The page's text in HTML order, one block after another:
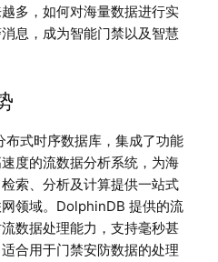
多，如何对海量数据进行实
息，成为智能门禁以及智慧
式时序数据库，集成了功能
度的流数据分析系统，为海
索、分析及计算提供一站式
领域。DolphinDB 提供的流
数据处理能力，支持毫秒甚
合用于门禁安防数据的处理